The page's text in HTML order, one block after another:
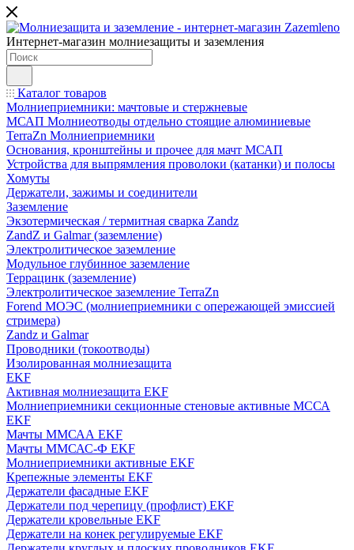
Интернет-магазин молниезащиты и заземления
Каталог товаров
Молниеприемники: мачтовые и стержневые
МСАП Молниеотводы отдельно стоящие алюминиевые
TerraZn Молниеприемники
Основания, кронштейны и прочее для мачт МСАП
Устройства для выпрямления проволоки (катанки) и полосы
Хомуты
Держатели, зажимы и соединители
Заземление
Экзотермическая / термитная сварка Zandz
ZandZ и Galmar (заземление)
Электролитическое заземление
Модульное глубинное заземление
Террацинк (заземление)
Электролитическое заземление TerraZn
Forend МОЭС (молниеприемники с опережающей эмиссией
стримера)
Zandz и Galmar
Проводники (токоотводы)
Изолированная молниезащита
EKF
Активная молниезащита EKF
Молниеприемники секционные стеновые активные МССА
EKF
Мачты ММСАА EKF
Мачты ММСАС-Ф EKF
Молниеприемники активные EKF
Крепежные элементы EKF
Держатели фасадные EKF
Держатели под черепицу (профлист) EKF
Держатели кровельные EKF
Держатели на конек регулируемые EKF